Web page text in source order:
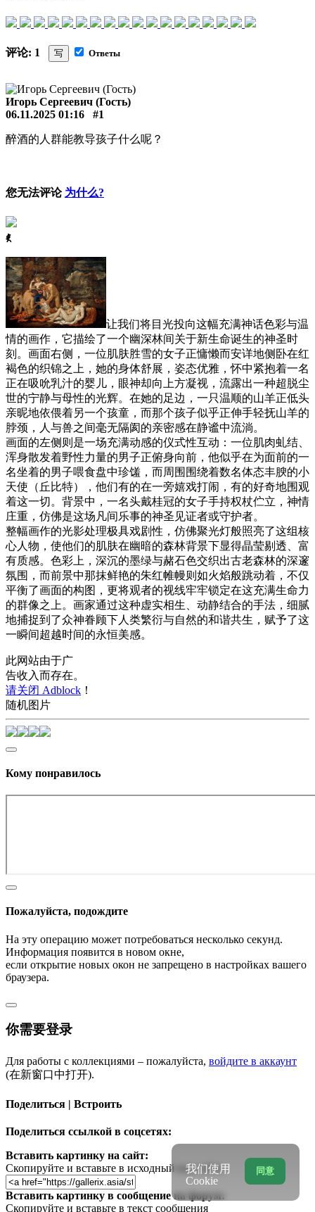
评论: 1 写 Ответы
Игорь Сергеевич (Гость)
06.11.2025 01:16
#1
醉酒的人群能教导孩子什么呢？
您无法评论 为什么?
ꈅ
让我们将目光投向这幅充满神话色彩与温
情的画作，它描绘了一个幽深林间关于新生命诞生的神圣时
刻。画面右侧，一位肌肤胜雪的女子正慵懒而安详地侧卧在红
褐色的织锦之上，她的身体舒展，姿态优雅，怀中紧抱着一名
正在吸吮乳汁的婴儿，眼神却向上方凝视，流露出一种超脱尘
世的宁静与母性的光辉。在她的足边，一只温顺的山羊正低头
亲昵地依偎着另一个孩童，而那个孩子似乎正伸手轻抚山羊的
脖颈，人与兽之间毫无隔阂的亲密感在静谧中流淌。
画面的左侧则是一场充满动感的仪式性互动：一位肌肉虬结、
浑身散发着野性力量的男子正俯身向前，他似乎在为面前的一
名坐着的男子喂食盘中珍馐，而周围围绕着数名体态丰腴的小
天使（丘比特），他们有的在一旁嬉戏打闹，有的好奇地围观
着这一切。背景中，一名头戴桂冠的女子手持权杖伫立，神情
庄重，仿佛是这场凡间乐事的神圣见证者或守护者。
整幅画作的光影处理极具戏剧性，仿佛聚光灯般照亮了这组核
心人物，使他们的肌肤在幽暗的森林背景下显得晶莹剔透、富
有质感。色彩上，深沉的墨绿与赭石色交织出古老森林的深邃
氛围，而前景中那抹鲜艳的朱红帷幔则如火焰般跳动着，不仅
平衡了画面的构图，更将观者的视线牢牢锁定在这充满生命力
的群像之上。画家通过这种虚实相生、动静结合的手法，细腻
地捕捉到了众神眷顾下人类繁衍与自然的和谐共生，赋予了这
一瞬间超越时间的永恒美感。
此网站由于广
告收入而存在。
请关闭 Adblock ！
随机图片
Кому понравилось
Пожалуйста, подождите
На эту операцию может потребоваться несколько секунд.
Информация появится в новом окне,
если открытие новых окон не запрещено в настройках вашего
браузера.
你需要登录
Для работы с коллекциями – пожалуйста, войдите в аккаунт
(在新窗口中打开).
Поделиться | Встроить
Поделиться ссылкой в соцсетях:
Вставить картинку на сайт:
Скопируйте и вставьте в исходный код сайта
Вставить картинку в сообщение на форум:
Скопируйте и вставьте в текст сообщения
同意
我们使用
Cookie